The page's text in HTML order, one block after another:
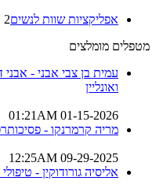
אפליקציות שוות לנשים2
מטפלים מומלצים
עמית בן צבי אבני -
ואונליין
01-15-2026 01:21AM
מריה קרמרנקו -
09-29-2025 12:25AM
אליסיה גורודוקין -